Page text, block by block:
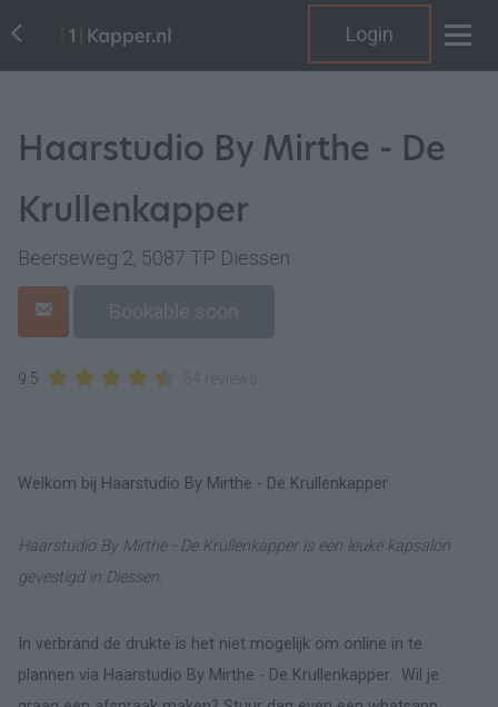
Login
Haarstudio By Mirthe - De
Krullenkapper
Beerseweg 2, 5087 TP Diessen
9.5
Welkom bij Haarstudio By Mirthe - De Krullenkapper
Haarstudio By Mirthe - De Krullenkapper is een leuke kapsalon
gevestigd in Diessen.
In verbrand de drukte is het niet mogelijk om online in te
plannen via Haarstudio By Mirthe - De Krullenkapper. Wil je